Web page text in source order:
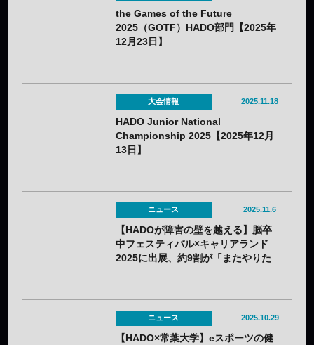
the Games of the Future
2025（GOTF）HADO部門【2025年
12月23日】
大会情報 2025.11.18
HADO Junior National
Championship 2025【2025年12月
13日】
ニュース 2025.11.6
【HADOが障害の壁を越える】脳卒
中フェスティバル×キャリアランド
2025に出展、約9割が「またやりた
ニュース 2025.10.29
【HADO×常葉大学】eスポーツの健